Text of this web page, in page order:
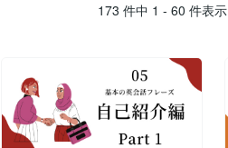
173 件中 1 - 60 件表示